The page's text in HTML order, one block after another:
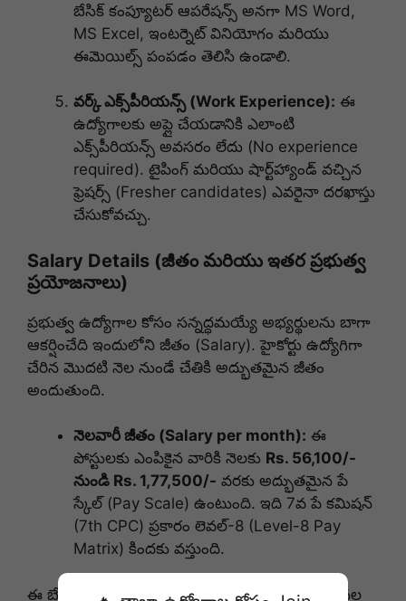
బేసిక్ కంప్యూటర్ ఆపరేషన్స్ అనగా MS Word,
MS Excel, ఇంటర్నెట్ వినియోగం మరియు
ఈమెయిల్స్ పంపడం తెలిసి ఉండాలి.
వర్క్ ఎక్స్‌పీరియన్స్ (Work Experience): ఈ
ఉద్యోగాలకు అప్లై చేయడానికి ఎలాంటి
ఎక్స్‌పీరియన్స్ అవసరం లేదు (No experience
required). టైపింగ్ మరియు షార్ట్‌హ్యాండ్ వచ్చిన
ఫ్రెషర్స్ (Fresher candidates) ఎవరైనా దరఖాస్తు
చేసుకోవచ్చు.
Salary Details (జీతం మరియు ఇతర ప్రభుత్వ
ప్రయోజనాలు)
ప్రభుత్వ ఉద్యోగాల కోసం సన్నద్ధమయ్యే అభ్యర్థులను బాగా
ఆకర్షించేది ఇందులోని జీతం (Salary). హైకోర్టు ఉద్యోగిగా
చేరిన మొదటి నెల నుండే చేతికి అద్భుతమైన జీతం
అందుతుంది.
నెలవారీ జీతం (Salary per month): ఈ
పోస్టులకు ఎంపికైన వారికి నెలకు Rs. 56,100/-
నుండి Rs. 1,77,500/- వరకు అద్భుతమైన పే
స్కేల్ (Pay Scale) ఉంటుంది. ఇది 7వ పే కమిషన్
(7th CPC) ప్రకారం లెవల్-8 (Level-8 Pay
Matrix) కిందకు వస్తుంది.
ఈ బేసిక్ పే (Basic Pay) తో పాటు, ప్రభుత్వ నిబంధనల